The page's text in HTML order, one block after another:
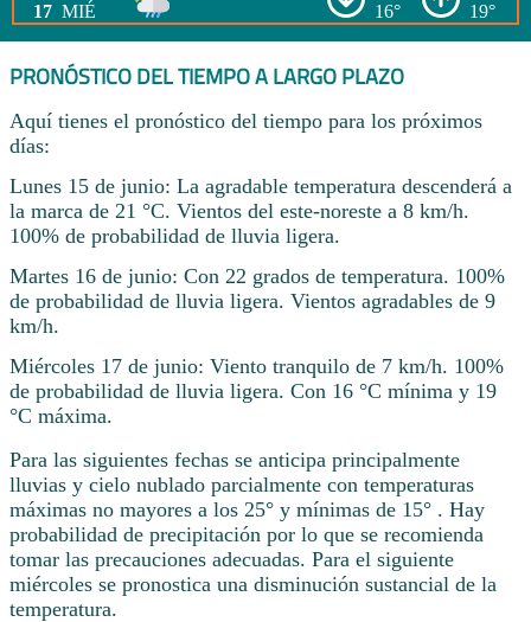
17 MIÉ 16° 19°
PRONÓSTICO DEL TIEMPO A LARGO PLAZO
Aquí tienes el pronóstico del tiempo para los próximos
días:
Lunes 15 de junio: La agradable temperatura descenderá a
la marca de 21 °C. Vientos del este-noreste a 8 km/h.
100% de probabilidad de lluvia ligera.
Martes 16 de junio: Con 22 grados de temperatura. 100%
de probabilidad de lluvia ligera. Vientos agradables de 9
km/h.
Miércoles 17 de junio: Viento tranquilo de 7 km/h. 100%
de probabilidad de lluvia ligera. Con 16 °C mínima y 19
°C máxima.
Para las siguientes fechas se anticipa principalmente
lluvias y cielo nublado parcialmente con temperaturas
máximas no mayores a los 25° y mínimas de 15° . Hay
probabilidad de precipitación por lo que se recomienda
tomar las precauciones adecuadas. Para el siguiente
miércoles se pronostica una disminución sustancial de la
temperatura.